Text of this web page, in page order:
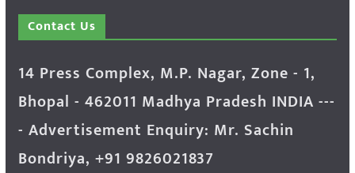
Contact Us
14 Press Complex, M.P. Nagar, Zone - 1,
Bhopal - 462011 Madhya Pradesh INDIA ---
- Advertisement Enquiry: Mr. Sachin
Bondriya, +91 9826021837